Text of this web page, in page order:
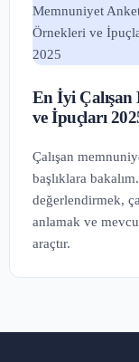
En İyi
ve İpuçları
Çalışan
başlıklara
değerlendirmek,
anlamak ve
araçtır.